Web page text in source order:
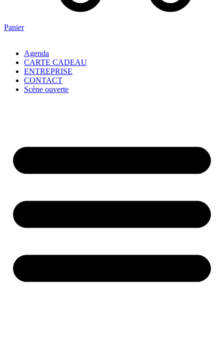
Panier
Agenda
CARTE CADEAU
ENTREPRISE
CONTACT
Scène ouverte